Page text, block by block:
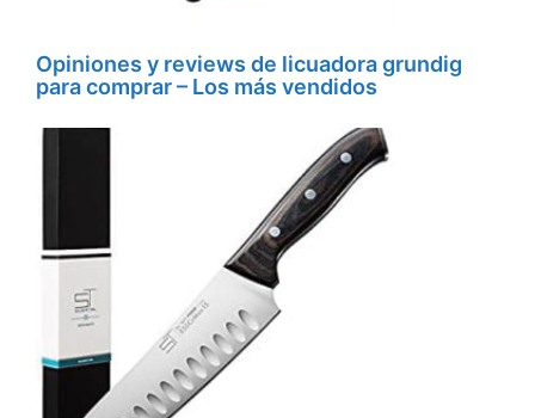
Opiniones y reviews de licuadora grundig
para comprar – Los más vendidos